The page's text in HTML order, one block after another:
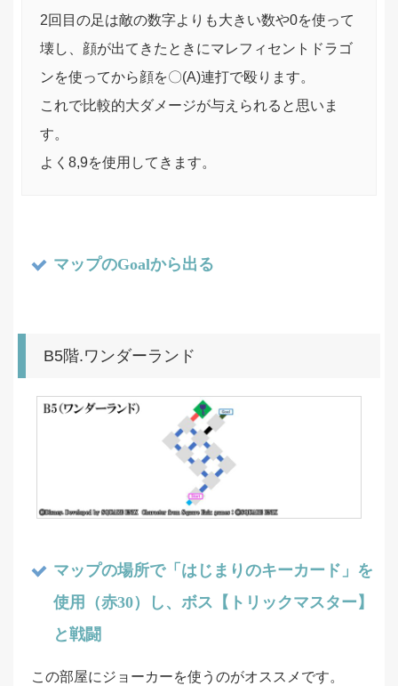
2回目の足は敵の数字よりも大きい数や0を使って
壊し、顔が出てきたときにマレフィセントドラゴ
ンを使ってから顔を〇(A)連打で殴ります。
これで比較的大ダメージが与えられると思いま
す。
よく8,9を使用してきます。
マップのGoalから出る
B5階.ワンダーランド
マップの場所で「はじまりのキーカード」を
使用（赤30）し、ボス【トリックマスター】
と戦闘
この部屋にジョーカーを使うのがオススメです。